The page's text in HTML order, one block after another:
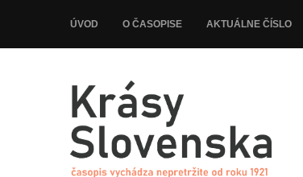
ÚVOD O ČASOPISE AKTUÁLNE ČÍSLO